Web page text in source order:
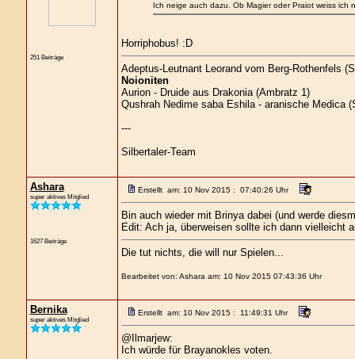
251 Beiträge
Ich neige auch dazu. Ob Magier oder Praiot weiss ich
Horriphobus! :D
Adeptus-Leutnant Leorand vom Berg-Rothenfels
Noioniten
Aurion - Druide aus Drakonia (Ambratz 1)
Qushrah Nedime saba Eshila - aranische Medica
---
Silbertaler-Team
Ashara
super aktives Mitglied
1627 Beiträge
Erstellt am: 10 Nov 2015 : 07:40:26 Uhr
Bin auch wieder mit Brinya dabei (und werde
Edit: Ach ja, überweisen sollte ich dann vielleicht
Die tut nichts, die will nur Spielen...
Bearbeitet von: Ashara am: 10 Nov 2015 07:43:36 Uhr
Bernika
super aktives Mitglied
Erstellt am: 10 Nov 2015 : 11:49:31 Uhr
@Ilmarjew:
Ich würde für Brayanokles voten.